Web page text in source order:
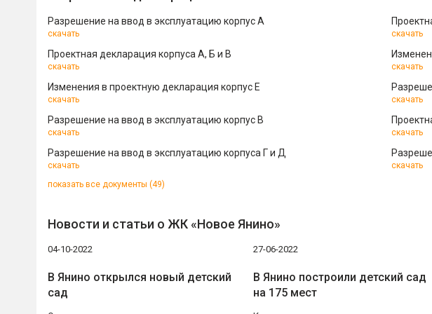
Разрешение на ввод в эксплуатацию корпус А
скачать скачать
Проектная декларация корпуса А, Б и В
скачать скачать
Изменения в проектную декларация корпус Е
скачать скачать
Разрешение на ввод в эксплуатацию корпус В
скачать скачать
Разрешение на ввод в эксплуатацию корпуса Г и Д
скачать
скачать
показать все документы (49)
Новости и статьи о ЖК «Новое Янино»
04-10-2022
В Янино открылся новый детский
сад
27-06-2022
В Янино построили детский сад
на 175 мест